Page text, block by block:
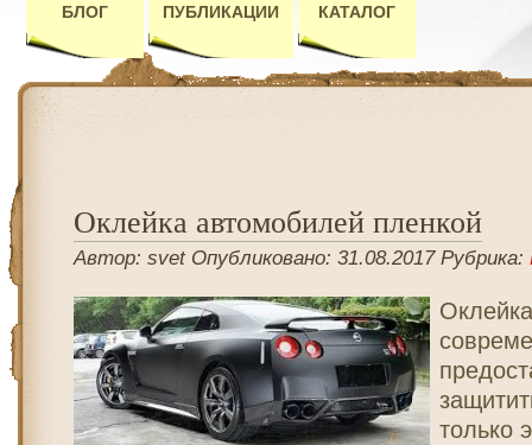
БЛОГ ПУБЛИКАЦИИ КАТАЛОГ
Оклейка автомобилей пленкой
Автор: svet Опубликовано: 31.08.2017 Рубрика:
только